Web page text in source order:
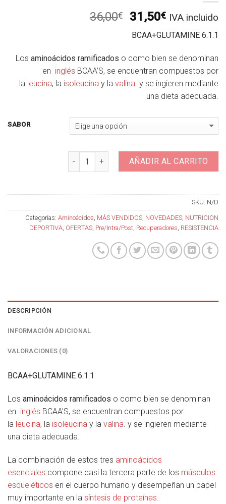
36,00€
El
precio
original
36,00€.
31,50€El
precio
actual
31,50€.
IVA incluido
BCAA+GLUTAMINE 6.1.1
Los aminoácidos ramificados o como bien se denominan
en inglés BCAA’S, se encuentran compuestos por
la leucina, la isoleucina y la valina . y se ingieren mediante
una dieta adecuada.
SABOR
Cantidad AÑADIR AL CARRITO
SKU: N/D
Categorías: Aminoácidos, MÁS VENDIDOS, NOVEDADES, NUTRICION
DEPORTIVA, OFERTAS, Pre/Intra/Post, Recuperadores, RESISTENCIA
DESCRIPCIÓN
INFORMACIÓN ADICIONAL
VALORACIONES (0)
BCAA+GLUTAMINE 6.1.1
Los aminoácidos ramificados o como bien se denominan
en inglés BCAA’S, se encuentran compuestos por
la leucina, la isoleucina y la valina. y se ingieren mediante
una dieta adecuada.
La combinación de estos tres aminoácidos
esenciales compone casi la tercera parte de los músculos
esqueléticos en el cuerpo humano y desempeñan un papel
muy importante en la síntesis de proteínas.